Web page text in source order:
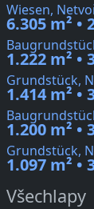
Wiesen,
6.305 m² •
1.222 m² •
Grundstück,
1.414 m² •
1.200 m² •
Grundstück,
1.097 m² •
Všechlapy